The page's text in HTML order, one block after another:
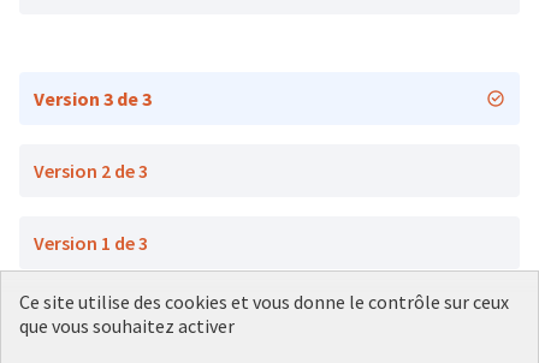
Version 3 de 3
Version 2 de 3
Version 1 de 3
Ce site utilise des cookies et vous donne le contrôle sur ceux
que vous souhaitez activer